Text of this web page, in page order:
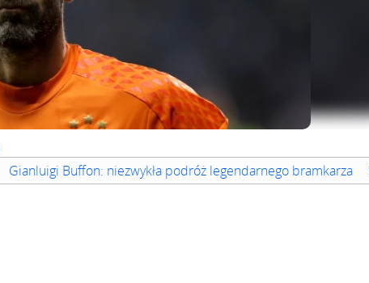
Gianluigi Buffon: niezwykła podróż legendarnego bramkarza